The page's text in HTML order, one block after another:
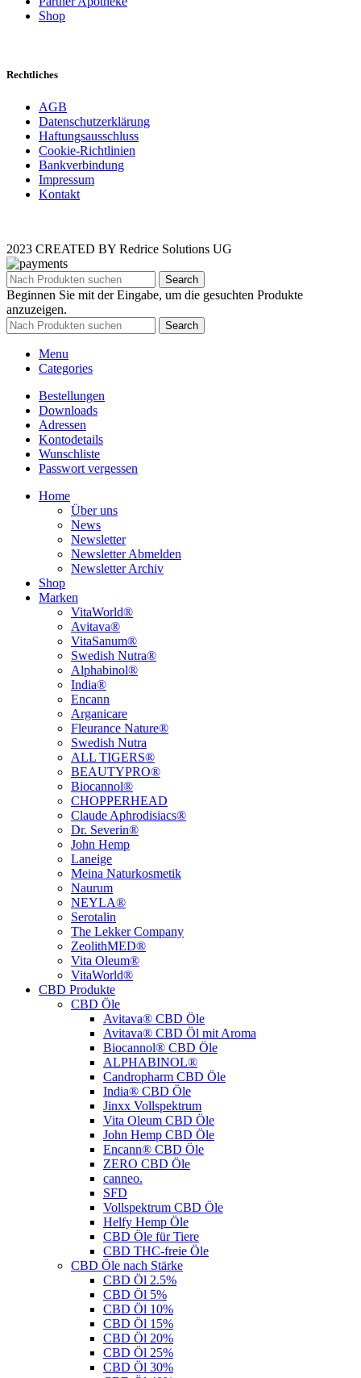
Shop
Rechtliches
AGB
Datenschutzerklärung
Haftungsausschluss
Cookie-Richtlinien
Bankverbindung
Impressum
Kontakt
2023 CREATED BY Redrice Solutions UG
Search
Beginnen Sie mit der Eingabe, um die gesuchten Produkte
anzuzeigen.
Search
Menu
Categories
Bestellungen
Downloads
Adressen
Kontodetails
Wunschliste
Passwort vergessen
Home
Über uns
News
Newsletter
Newsletter Abmelden
Newsletter Archiv
Shop
Marken
VitaWorld®
Avitava®
VitaSanum®
Swedish Nutra®
Alphabinol®
India®
Encann
Arganicare
Fleurance Nature®
Swedish Nutra
ALL TIGERS®
BEAUTYPRO®
Biocannol®
CHOPPERHEAD
Claude Aphrodisiacs®
Dr. Severin®
John Hemp
Laneige
Meina Naturkosmetik
Naurum
NEYLA®
Serotalin
The Lekker Company
ZeolithMED®
Vita Oleum®
VitaWorld®
CBD Produkte
CBD Öle
Avitava® CBD Öle
Avitava® CBD Öl mit Aroma
Biocannol® CBD Öle
ALPHABINOL®
Candropharm CBD Öle
India® CBD Öle
Jinxx Vollspektrum
Vita Oleum CBD Öle
John Hemp CBD Öle
Encann® CBD Öle
ZERO CBD Öle
canneo.
SFD
Vollspektrum CBD Öle
Helfy Hemp Öle
CBD Öle für Tiere
CBD THC-freie Öle
CBD Öle nach Stärke
CBD Öl 2.5%
CBD Öl 5%
CBD Öl 10%
CBD Öl 15%
CBD Öl 20%
CBD Öl 25%
CBD Öl 30%